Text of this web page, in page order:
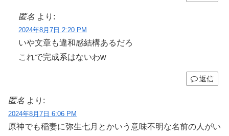
匿名 より:
2024年8月7日 2:20 PM
いや文章も違和感結構あるだろ
これで完成系はないわw
返信
匿名 より:
2024年8月7日 6:06 PM
原神でも稲妻に弥生七月とかいう意味不明な名前の人がい